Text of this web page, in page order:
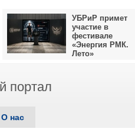
УБРиР примет
участие в
фестивале
«Энергия РМК.
Лето»
портал
О нас